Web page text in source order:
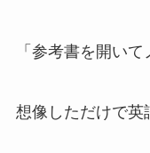
「参考書を開い
想像しただけで英